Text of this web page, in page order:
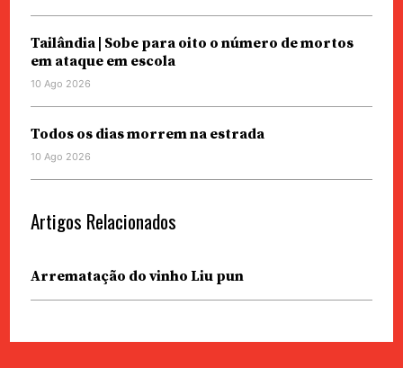
Tailândia | Sobe para oito o número de mortos
em ataque em escola
10 Ago 2026
Todos os dias morrem na estrada
10 Ago 2026
Artigos Relacionados
Arrematação do vinho Liu pun